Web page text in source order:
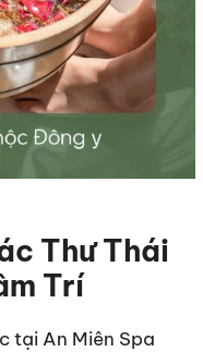
Thư Thái
Trí
tại An Miên Spa